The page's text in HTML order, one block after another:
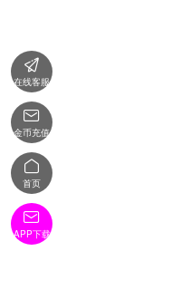

在线客服

金币充值

首页

APP下载